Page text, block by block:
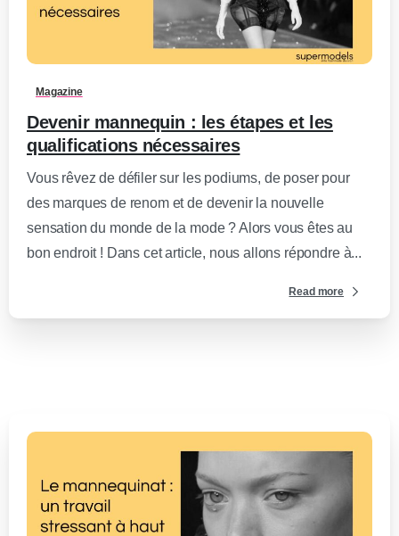
0
Magazine
Devenir mannequin : les étapes et les
qualifications nécessaires
Vous rêvez de défiler sur les podiums, de poser pour
des marques de renom et de devenir la nouvelle
sensation du monde de la mode ? Alors vous êtes au
bon endroit ! Dans cet article, nous allons répondre à...
Read more